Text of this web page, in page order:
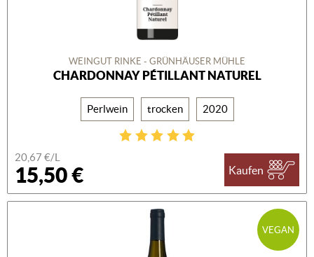
WEINGUT RINKE - GRÜNHÄUSER MÜHLE
CHARDONNAY PÉTILLANT NATUREL
Perlwein trocken 2020
20,67 €/L
15,50 € Kaufen
VEGAN